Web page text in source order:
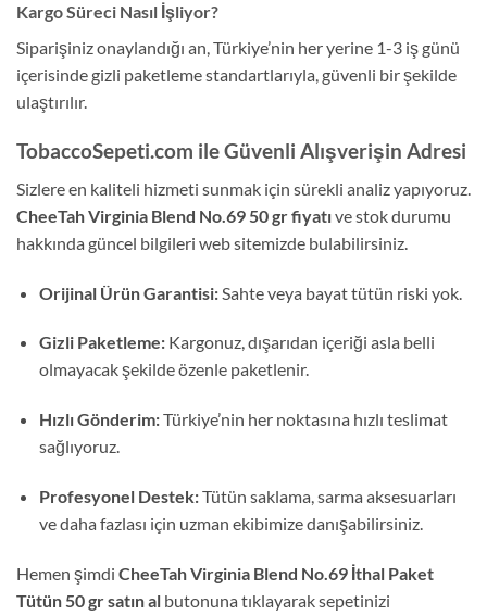
Kargo Süreci Nasıl İşliyor?
Siparişiniz onaylandığı an, Türkiye’nin her yerine 1-3 iş günü
içerisinde gizli paketleme standartlarıyla, güvenli bir şekilde
ulaştırılır.
TobaccoSepeti.com ile Güvenli Alışverişin Adresi
Sizlere en kaliteli hizmeti sunmak için sürekli analiz yapıyoruz.
CheeTah Virginia Blend No.69 50 gr fiyatıve stok durumu
hakkında güncel bilgileri web sitemizde bulabilirsiniz.
Orijinal Ürün Garantisi:Sahte veya bayat tütün riski yok.
Gizli Paketleme:Kargonuz, dışarıdan içeriği asla belli
olmayacak şekilde özenle paketlenir.
Hızlı Gönderim:Türkiye’nin her noktasına hızlı teslimat
sağlıyoruz.
Profesyonel Destek:Tütün saklama, sarma aksesuarları
ve daha fazlası için uzman ekibimize danışabilirsiniz.
Hemen şimdi CheeTah Virginia Blend No.69 İthal Paket
Tütün 50 gr satın al butonuna tıklayarak sepetinizi